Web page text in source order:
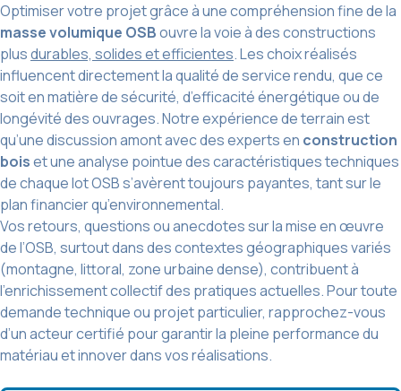
Optimiser votre projet grâce à une compréhension fine de la
masse volumique OSBouvre la voie à des constructions
plusdurables, solides et efficientes. Les choix réalisés
influencent directement la qualité de service rendu, que ce
soit en matière de sécurité, d’efficacité énergétique ou de
longévité des ouvrages. Notre expérience de terrain est
qu’une discussion amont avec des experts en construction
boiset une analyse pointue des caractéristiques techniques
de chaque lot OSB s’avèrent toujours payantes, tant sur le
plan financier qu’environnemental.
Vos retours, questions ou anecdotes sur la mise en œuvre
de l’OSB, surtout dans des contextes géographiques variés
(montagne, littoral, zone urbaine dense), contribuent à
l’enrichissement collectif des pratiques actuelles. Pour toute
demande technique ou projet particulier, rapprochez-vous
d’un acteur certifié pour garantir la pleine performance du
matériau et innover dans vos réalisations.